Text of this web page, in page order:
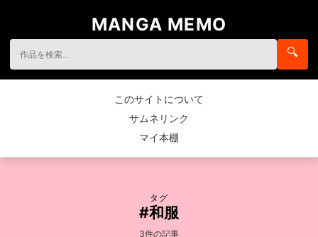
MANGA MEMO
🔍
このサイトについて
サムネリンク
マイ本棚
タグ
#和服
3件の記事